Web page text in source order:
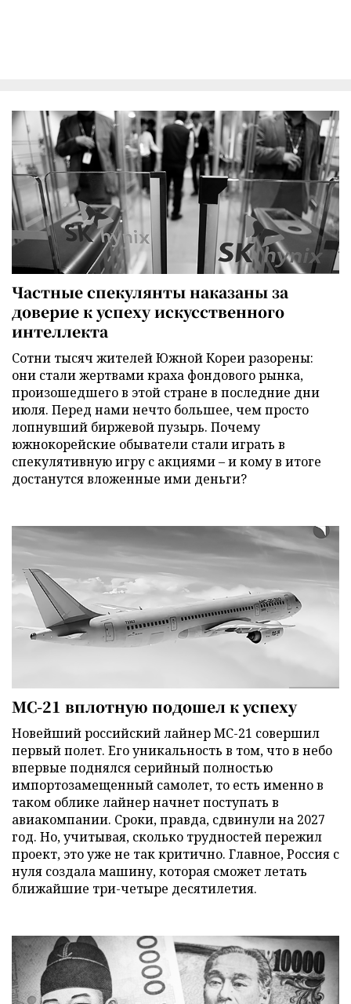
Частные спекулянты наказаны за
доверие к успеху искусственного
интеллекта
Сотни тысяч жителей Южной Кореи разорены:
они стали жертвами краха фондового рынка,
произошедшего в этой стране в последние дни
июля. Перед нами нечто большее, чем просто
лопнувший биржевой пузырь. Почему
южнокорейские обыватели стали играть в
спекулятивную игру с акциями – и кому в итоге
достанутся вложенные ими деньги?
МС-21 вплотную подошел к успеху
Новейший российский лайнер МС-21 совершил
первый полет. Его уникальность в том, что в небо
впервые поднялся серийный полностью
импортозамещенный самолет, то есть именно в
таком облике лайнер начнет поступать в
авиакомпании. Сроки, правда, сдвинули на 2027
год. Но, учитывая, сколько трудностей пережил
проект, это уже не так критично. Главное, Россия с
нуля создала машину, которая сможет летать
ближайшие три-четыре десятилетия.